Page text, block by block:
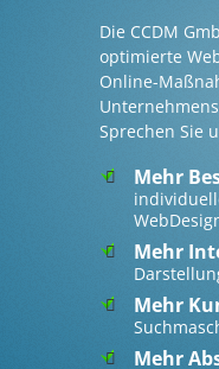
Die CCDM
optimierte
Online-
Sprechen Sie
Mehr
Mehr
Mehr
Mehr